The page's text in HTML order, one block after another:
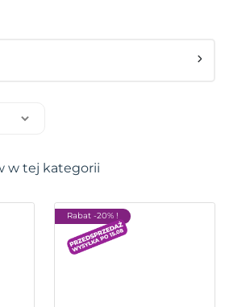
w tej kategorii
Rabat -20% !